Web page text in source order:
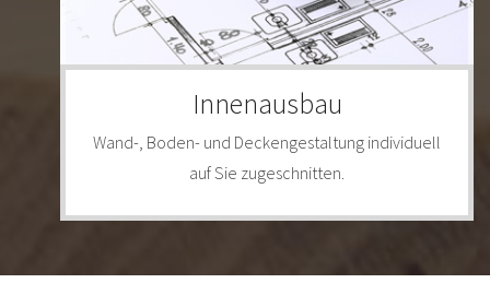
Innenausbau
Wand-, Boden- und Deckengestaltung individuell
auf Sie zugeschnitten.